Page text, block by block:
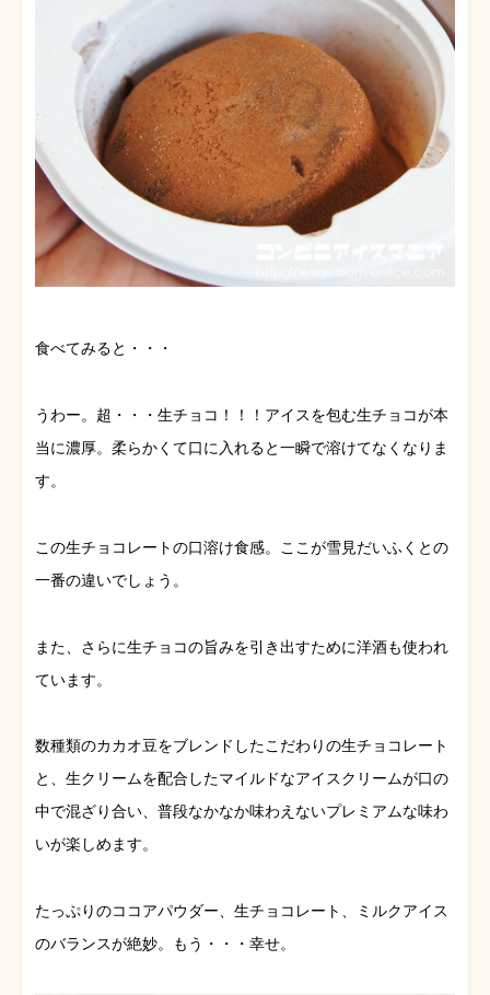
食べてみると・・・
うわー。超・・・生チョコ！！！アイスを包む生チョコが本
当に濃厚。柔らかくて口に入れると一瞬で溶けてなくなりま
す。
この生チョコレートの口溶け食感。ここが雪見だいふくとの
一番の違いでしょう。
また、さらに生チョコの旨みを引き出すために洋酒も使われ
ています。
数種類のカカオ豆をブレンドしたこだわりの生チョコレート
と、生クリームを配合したマイルドなアイスクリームが口の
中で混ざり合い、普段なかなか味わえないプレミアムな味わ
いが楽しめます。
たっぷりのココアパウダー、生チョコレート、ミルクアイス
のバランスが絶妙。もう・・・幸せ。